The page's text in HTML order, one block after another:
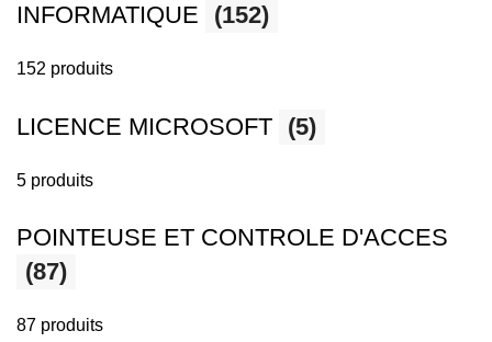
INFORMATIQUE (152)
152 produits
LICENCE MICROSOFT (5)
5 produits
POINTEUSE ET CONTROLE D'ACCES
(87)
87 produits